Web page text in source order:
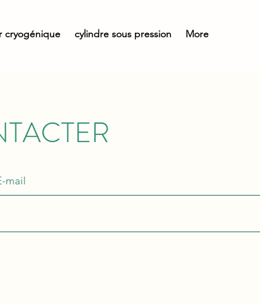
cryogénique cylindre sous pression More